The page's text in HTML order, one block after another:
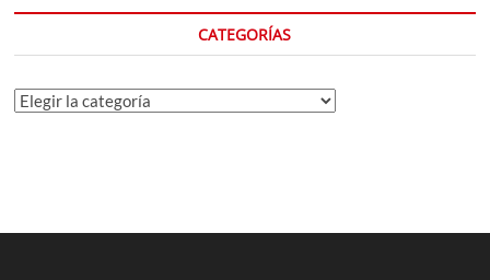
CATEGORÍAS
Categorías